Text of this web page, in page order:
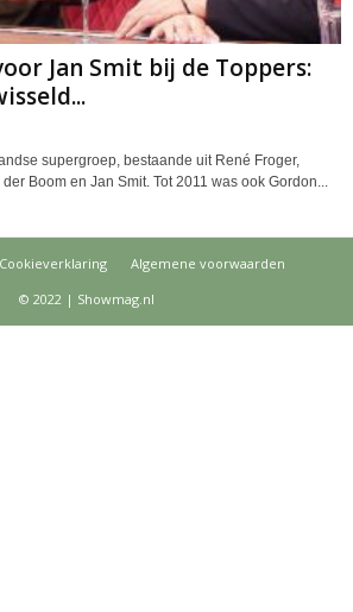
Jan Smit bij de Toppers:
supergroep, bestaande uit René Froger,
Boom en Jan Smit. Tot 2011 was ook Gordon...
Cookieverklaring
Algemene voorwaarden
© 2022 | Showmag.nl